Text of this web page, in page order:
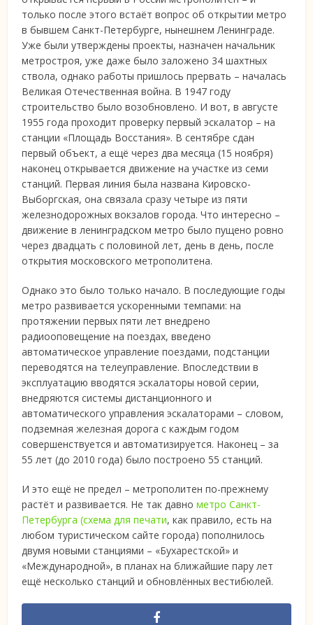
только после этого встаёт вопрос об открытии метро
в бывшем Санкт-Петербурге, нынешнем Ленинграде.
Уже были утверждены проекты, назначен начальник
метростроя, уже даже было заложено 34 шахтных
ствола, однако работы пришлось прервать – началась
Великая Отечественная война. В 1947 году
строительство было возобновлено. И вот, в августе
1955 года проходит проверку первый эскалатор – на
станции «Площадь Восстания». В сентябре сдан
первый объект, а ещё через два месяца (15 ноября)
наконец открывается движение на участке из семи
станций. Первая линия была названа Кировско-
Выборгская, она связала сразу четыре из пяти
железнодорожных вокзалов города. Что интересно –
движение в ленинградском метро было пущено ровно
через двадцать с половиной лет, день в день, после
открытия московского метрополитена.
Однако это было только начало. В последующие годы
метро развивается ускоренными темпами: на
протяжении первых пяти лет внедрено
радиооповещение на поездах, введено
автоматическое управление поездами, подстанции
переводятся на телеуправление. Впоследствии в
эксплуатацию вводятся эскалаторы новой серии,
внедряются системы дистанционного и
автоматического управления эскалаторами – словом,
подземная железная дорога с каждым годом
совершенствуется и автоматизируется. Наконец – за
55 лет (до 2010 года) было построено 55 станций.
И это ещё не предел – метрополитен по-прежнему
растёт и развивается. Не так давнометро Санкт-
Петербурга (схема для печати, как правило, есть на
любом туристическом сайте города) пополнилось
двумя новыми станциями – «Бухарестской» и
«Международной», в планах на ближайшие пару лет
ещё несколько станций и обновлённых вестибюлей.